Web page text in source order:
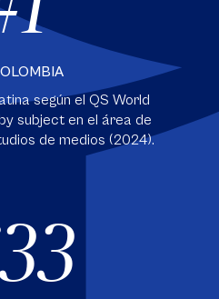
según el QS World
subject en el área de
de medios (2024).